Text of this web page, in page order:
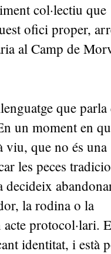
col·lectiu que
ofici proper,
al Camp de
que parla
un moment en
viu, que no és una
les peces
decideix
la rodina o la
protocol·lari.
identitat, i està